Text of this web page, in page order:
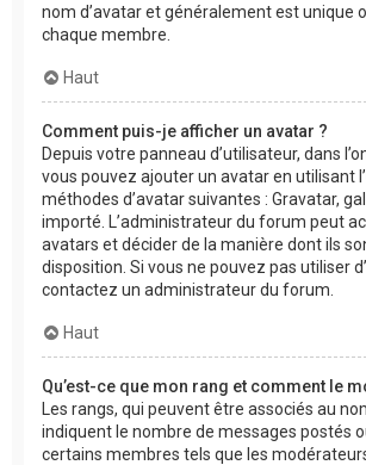
nom d’avatar et généralement est unique
chaque membre.
Haut
Comment puis-je afficher un avatar ?
Depuis votre panneau d’utilisateur, dans
vous pouvez ajouter un avatar en utilisant
méthodes d’avatar suivantes : Gravatar,
importé. L’administrateur du forum peut
avatars et décider de la manière dont ils
disposition. Si vous ne pouvez pas utiliser
contactez un administrateur du forum.
Haut
Qu’est-ce que mon rang et comment le
Les rangs, qui peuvent être associés au
indiquent le nombre de messages postés
certains membres tels que les